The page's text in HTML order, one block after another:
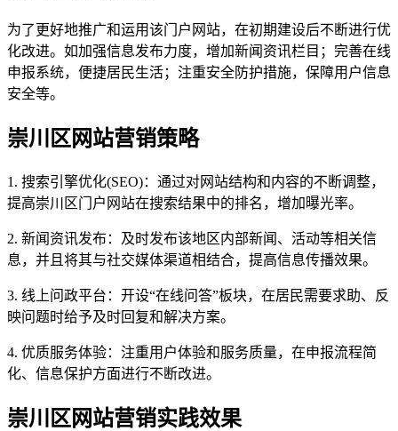
为了更好地推广和运用该门户网站，在初期建设后不断进行优
化改进。如加强信息发布力度，增加新闻资讯栏目；完善在线
申报系统，便捷居民生活；注重安全防护措施，保障用户信息
安全等。
崇川区网站营销策略
1. 搜索引擎优化(SEO)：通过对网站结构和内容的不断调整，
提高崇川区门户网站在搜索结果中的排名，增加曝光率。
2. 新闻资讯发布：及时发布该地区内部新闻、活动等相关信
息，并且将其与社交媒体渠道相结合，提高信息传播效果。
3. 线上问政平台：开设“在线问答”板块，在居民需要求助、反
映问题时给予及时回复和解决方案。
4. 优质服务体验：注重用户体验和服务质量，在申报流程简
化、信息保护方面进行不断改进。
崇川区网站营销实践效果